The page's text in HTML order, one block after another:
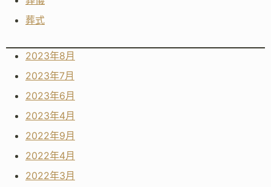
葬式
2023年8月
2023年7月
2023年6月
2023年4月
2022年9月
2022年4月
2022年3月